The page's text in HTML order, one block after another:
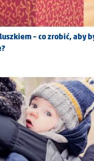
– co zrobić, aby